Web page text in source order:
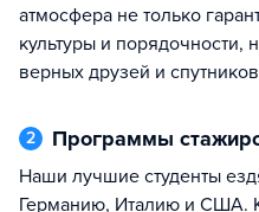
атмосфера не только
культуры и порядочности,
верных друзей и
2 Программы
Наши лучшие студенты ездят на стажировки в
Германию, Италию и США.